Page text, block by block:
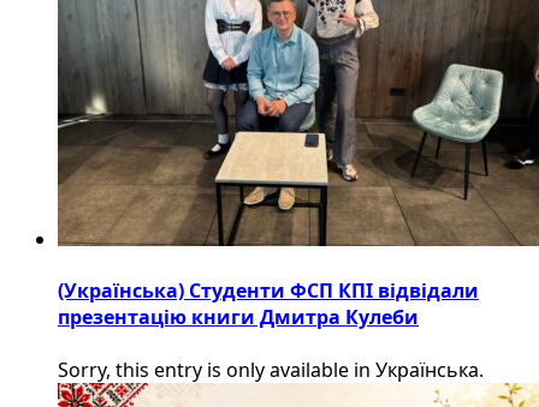
(Українська) Студенти ФСП КПІ відвідали
презентацію книги Дмитра Кулеби
Sorry, this entry is only available in Українська.